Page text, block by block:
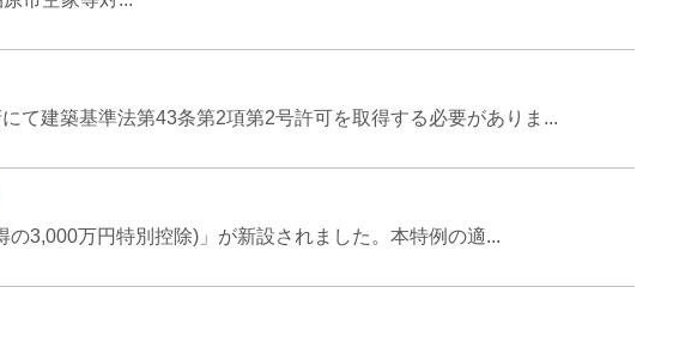
て建築基準法第43条第2項第2号許可を取得する必要がありま...
3,000万円特別控除)」が新設されました。本特例の適...